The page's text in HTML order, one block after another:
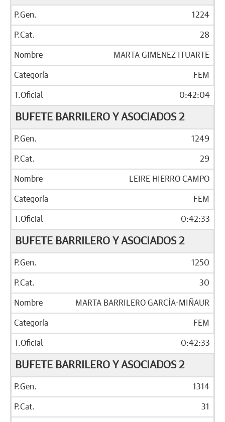
1224
28
MARTA GIMENEZ ITUARTE
FEM
0:42:04
BUFETE BARRILERO Y ASOCIADOS 2
1249
29
LEIRE HIERRO CAMPO
FEM
0:42:33
BUFETE BARRILERO Y ASOCIADOS 2
1250
30
MARTA BARRILERO GARCÍA-MIÑAUR
FEM
0:42:33
BUFETE BARRILERO Y ASOCIADOS 2
1314
31